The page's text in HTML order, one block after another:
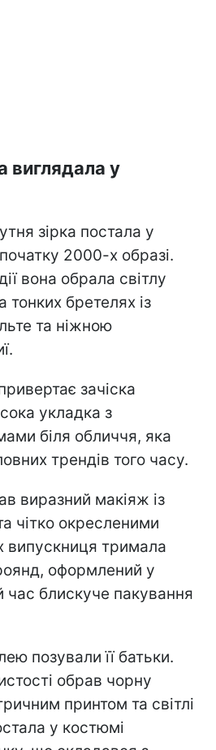
виглядала у
зірка постала у
2000-х образі.
вона обрала світлу
бретелях із
та ніжною
зачіска
укладка з
біля обличчя, яка
трендів того часу.
виразний макіяж із
чітко окресленими
випускниця тримала
оформлений у
час блискуче пакування
позували її батьки.
обрав чорну
принтом та світлі
у костюмі